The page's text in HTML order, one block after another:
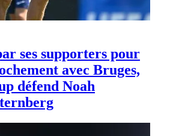
ses supporters pour
avec Bruges,
défend Noah